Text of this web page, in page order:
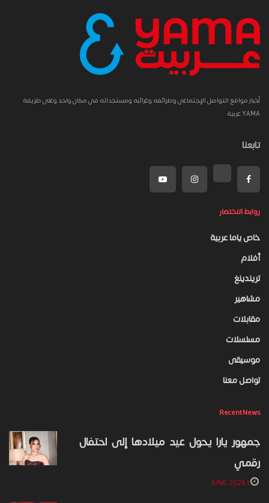
أخبار مواقع التواصل الإجتماعي وطرائفه وغرائبه ومستجداته في مكان واحد وعلى طريقة
YAMA عربية
تابعنا
روابط الاختصار
خاص ياما عربية
أفلام
تريندينغ
مشاهير
مقابلات
مسلسلات
موسيقى
تواصل معنا
Recent News
جمهور يارا يحول عيد ميلادها إلى احتفال
رقمي